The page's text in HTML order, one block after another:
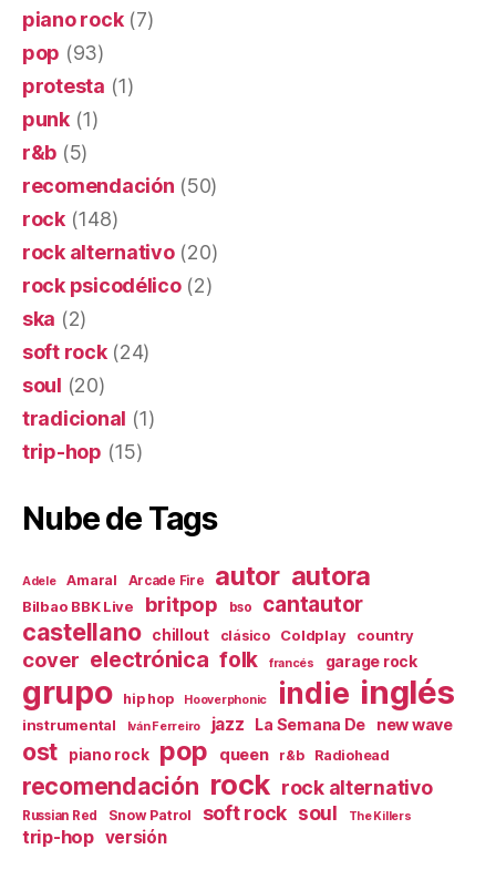
piano rock(7)
pop (93)
protesta (1)
punk(1)
r&b (5)
recomendación (50)
rock(148)
rock alternativo(20)
rock psicodélico(2)
ska (2)
soft rock(24)
soul (20)
tradicional (1)
trip-hop (15)
Nube de Tags
Adele Amaral Arcade Fire autor autora
Bilbao BBK Live britpop bso cantautor
castellano chillout clásico Coldplay country
cover electrónica folk francés garage rock
grupo hip hop Hooverphonic indie inglés
instrumental Iván Ferreiro jazz La Semana De new wave
ost piano rock pop queen r&b Radiohead
recomendación rock rock alternativo
Russian Red Snow Patrol soft rock soul The Killers
trip-hop versión